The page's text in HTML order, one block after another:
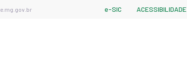
e-SIC ACESSIBILIDADE